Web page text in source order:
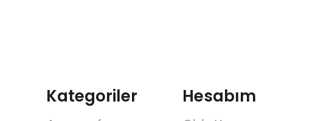
Kategoriler Hesabım